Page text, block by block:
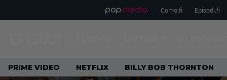
Como.fi Episodi.fi
PRIME VIDEO NETFLIX BILLY BOB THORNTON